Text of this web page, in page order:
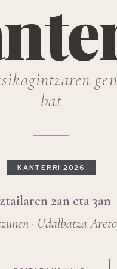
bat
KANTERRI 2026
2an eta 3an
· Udalbatza